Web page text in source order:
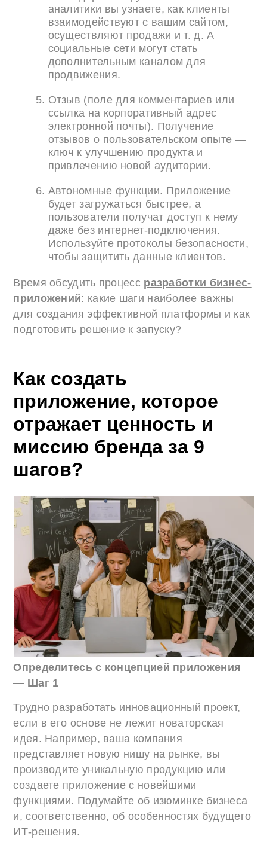
аналитики вы узнаете, как клиенты
взаимодействуют с вашим сайтом,
осуществляют продажи и т. д. А
социальные сети могут стать
дополнительным каналом для
продвижения.
Отзыв (поле для комментариев или
ссылка на корпоративный адрес
электронной почты). Получение
отзывов о пользовательском опыте —
ключ к улучшению продукта и
привлечению новой аудитории.
Автономные функции. Приложение
будет загружаться быстрее, а
пользователи получат доступ к нему
даже без интернет-подключения.
Используйте протоколы безопасности,
чтобы защитить данные клиентов.
Время обсудить процесс разработки бизнес-
приложений: какие шаги наиболее важны
для создания эффективной платформы и как
подготовить решение к запуску?
Как создать
приложение, которое
отражает ценность и
миссию бренда за 9
шагов?
Определитесь с концепцией приложения
— Шаг 1
Трудно разработать инновационный проект,
если в его основе не лежит новаторская
идея. Например, ваша компания
представляет новую нишу на рынке, вы
производите уникальную продукцию или
создаете приложение с новейшими
функциями. Подумайте об изюминке бизнеса
и, соответственно, об особенностях будущего
ИТ-решения.